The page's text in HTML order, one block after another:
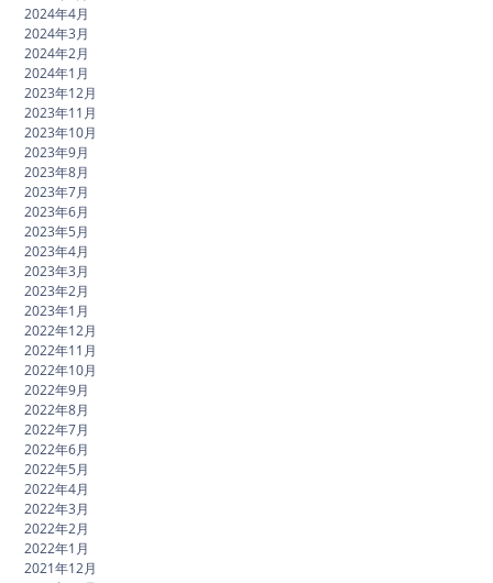
2024年4月
2024年3月
2024年2月
2024年1月
2023年12月
2023年11月
2023年10月
2023年9月
2023年8月
2023年7月
2023年6月
2023年5月
2023年4月
2023年3月
2023年2月
2023年1月
2022年12月
2022年11月
2022年10月
2022年9月
2022年8月
2022年7月
2022年6月
2022年5月
2022年4月
2022年3月
2022年2月
2022年1月
2021年12月